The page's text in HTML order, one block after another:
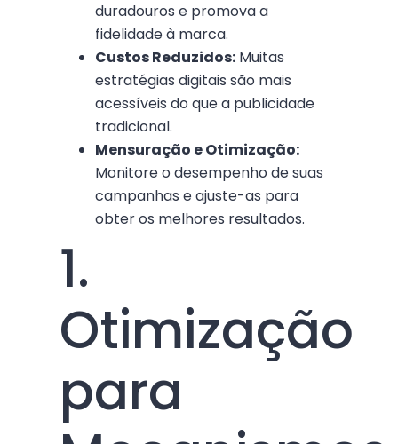
duradouros e promova a
fidelidade à marca.
Custos Reduzidos: Muitas
estratégias digitais são mais
acessíveis do que a publicidade
tradicional.
Mensuração e Otimização:
Monitore o desempenho de suas
campanhas e ajuste-as para
obter os melhores resultados.
1.
Otimização
para